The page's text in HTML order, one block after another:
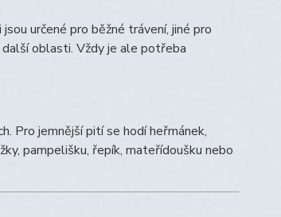
určené pro běžné trávení, jiné pro
další oblasti. Vždy je ale potřeba
Pro jemnější pití se hodí heřmánek,
pampelišku, řepík, mateřídoušku nebo